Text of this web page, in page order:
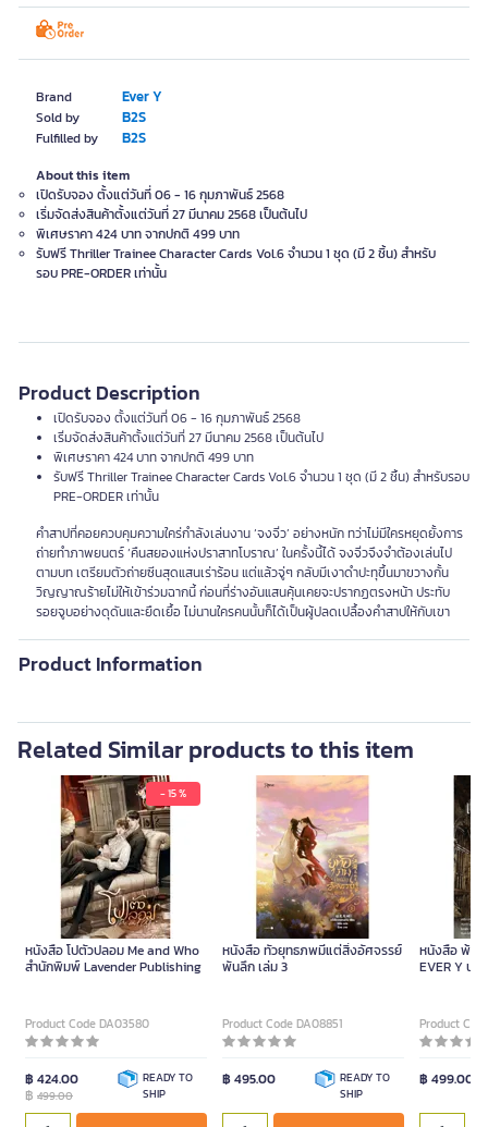
Brand Ever Y
Sold by B2S
Fulfilled by B2S
About this item
เปิดรับจอง ตั้งแต่วันที่ 06 - 16 กุมภาพันธ์ 2568
เริ่มจัดส่งสินค้าตั้งแต่วันที่ 27 มีนาคม 2568 เป็นต้นไป
พิเศษราคา 424 บาท จากปกติ 499 บาท
รับฟรี Thriller Trainee Character Cards Vol.6 จำนวน 1 ชุด (มี 2 ชิ้น) สำหรับ
รอบ PRE-ORDER เท่านั้น
Product Description
เปิดรับจอง ตั้งแต่วันที่ 06 - 16 กุมภาพันธ์ 2568
เริ่มจัดส่งสินค้าตั้งแต่วันที่ 27 มีนาคม 2568 เป็นต้นไป
พิเศษราคา 424 บาท จากปกติ 499 บาท
รับฟรี Thriller Trainee Character Cards Vol.6 จำนวน 1 ชุด (มี 2 ชิ้น) สำหรับรอบ
PRE-ORDER เท่านั้น
คำสาปที่คอยควบคุมความใคร่กำลังเล่นงาน ‘จงจิ่ว’ อย่างหนัก ทว่าไม่มีใครหยุดยั้งการ
ถ่ายทำภาพยนตร์ ‘คืนสยองแห่งปราสาทโบราณ’ ในครั้งนี้ได้ จงจิ่วจึงจำต้องเล่นไป
ตามบท เตรียมตัวถ่ายซีนสุดแสนเร่าร้อน แต่แล้วจู่ๆ กลับมีเงาดำปะทุขึ้นมาขวางกั้น
วิญญาณร้ายไม่ให้เข้าร่วมฉากนี้ ก่อนที่ร่างอันแสนคุ้นเคยจะปรากฏตรงหน้า ประทับ
รอยจูบอย่างดุดันและยืดเยื้อ ไม่นานใครคนนั้นก็ได้เป็นผู้ปลดเปลื้องคำสาปให้กับเขา
Product Information
Related Similar products to this item
- 15 %
หนังสือ โปตัวปลอม Me and Who
สำนักพิมพ์ Lavender Publishing
Product Code DA03580
฿ 424.00
฿ 499.00
READY TO
SHIP
หนังสือ ทั่วยุทธภพมีแต่สิ่งอัศจรรย์
พันลึก เล่ม 3
Product Code DA08851
฿ 495.00
READY TO
SHIP
หนังสือ พ้นเ
EVER Y น
Product
฿ 499.00